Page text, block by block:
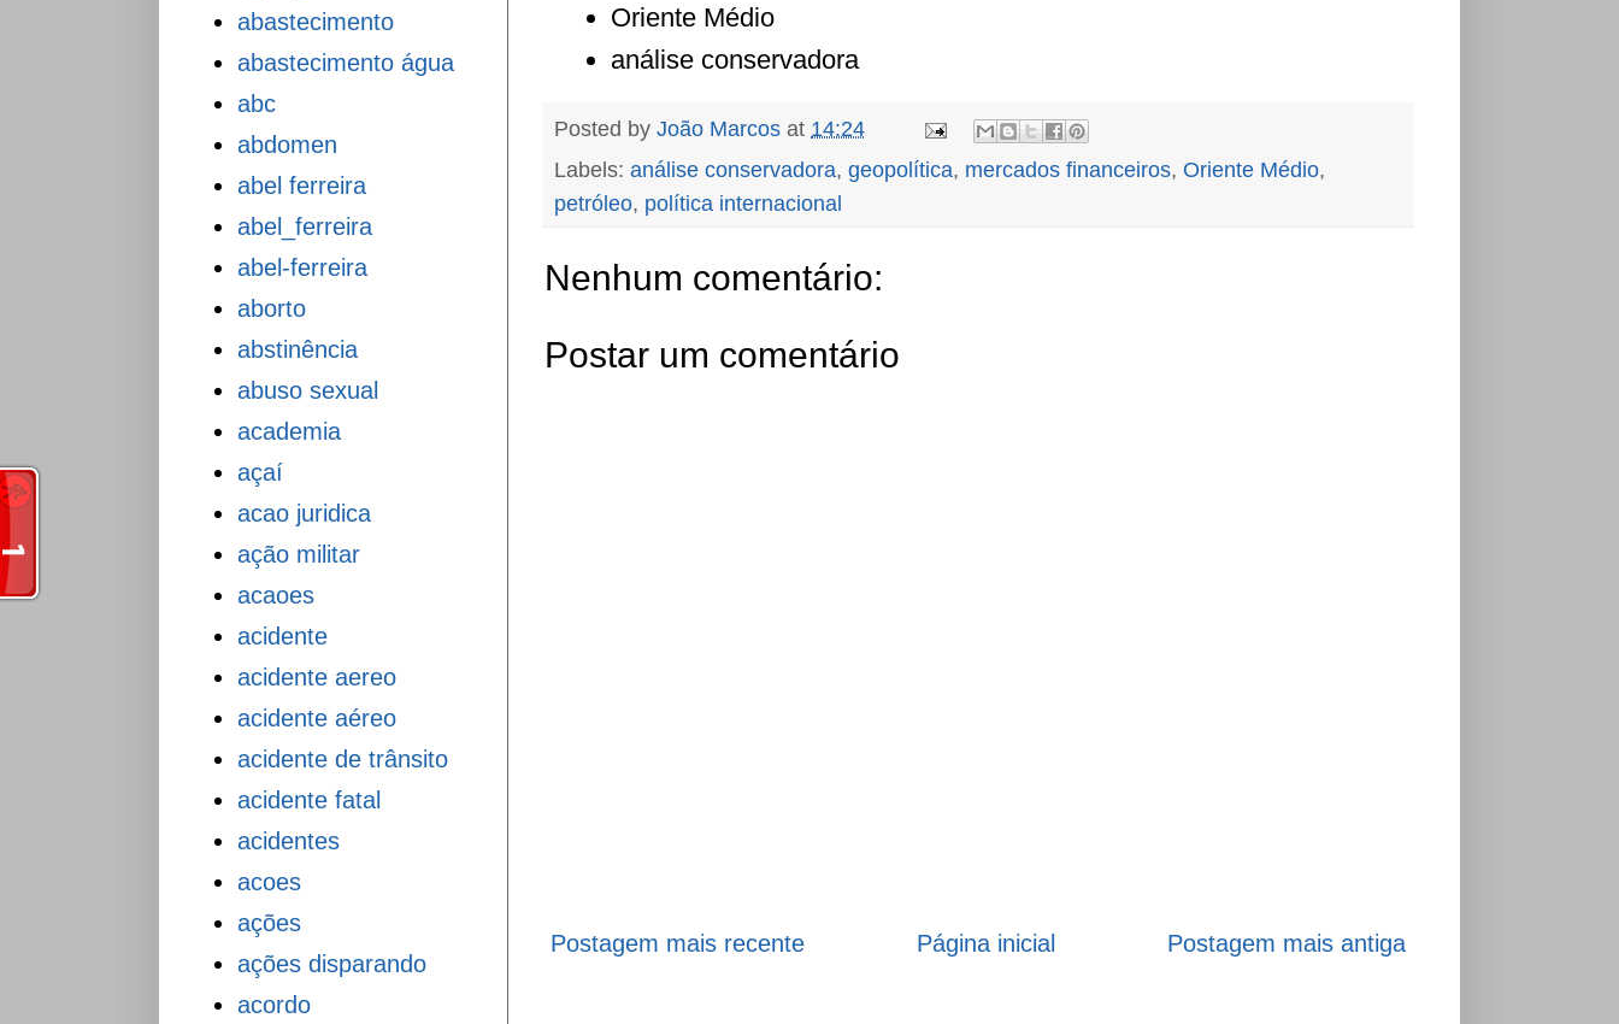
Oriente Médio
análise conservadora
Posted by João Marcos at 14:24
Labels: análise conservadora, geopolítica, mercados financeiros, Oriente Médio,
petróleo, política internacional
Nenhum comentário:
Postar um comentário
Postagem mais recente Postagem mais antiga
Página inicial
abastecimento
abastecimento água
abc
abdomen
abel ferreira
abel_ferreira
abel-ferreira
aborto
abstinência
abuso sexual
academia
açaí
acao juridica
ação militar
acaoes
acidente
acidente aereo
acidente aéreo
acidente de trânsito
acidente fatal
acidentes
acoes
ações
ações disparando
acordo